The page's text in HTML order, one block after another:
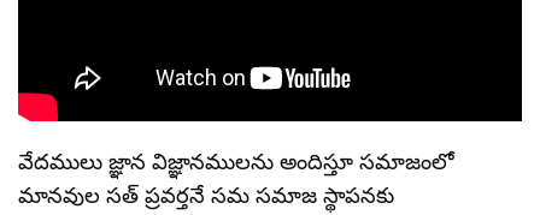
వేదములు జ్ఞాన విజ్ఞానములను అందిస్తూ సమాజంలో
మానవుల సత్ ప్రవర్తనే సమ సమాజ స్థాపనకు